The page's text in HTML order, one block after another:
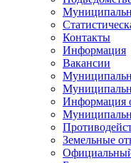
Контакты
Информация
Вакансии
Информация
Земельные